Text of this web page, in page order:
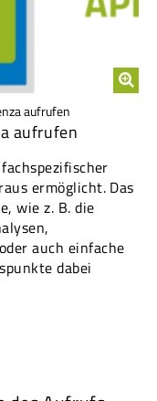
aufrufen
aufrufen
ermöglicht. Das
wie z. B. die
auch einfache
dabei